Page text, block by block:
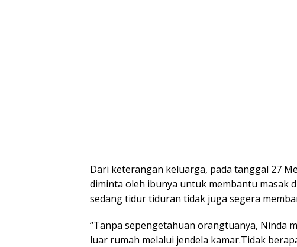
Dari keterangan keluarga, pada tanggal 27
diminta oleh ibunya untuk membantu masak
sedang tidur tiduran tidak juga segera
“Tanpa sepengetahuan orangtuanya, Ninda
luar rumah melalui jendela kamar.Tidak